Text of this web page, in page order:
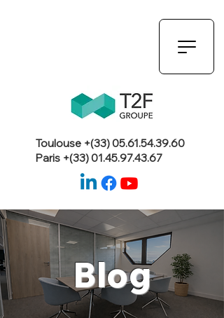
Toulouse +(33)05.61.54.39.60
Paris +(33)01.45.97.43.67
Blog